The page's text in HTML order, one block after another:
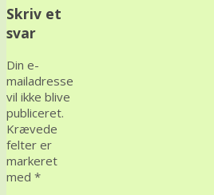
Skriv et
svar
Din e-
mailadresse
vil ikke blive
publiceret.
Krævede
felter er
markeret
med *